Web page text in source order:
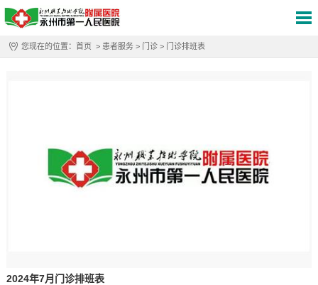
您现在的位置： 首页 > 患者服务 > 门诊 > 门诊排班表
2024年7月门诊排班表